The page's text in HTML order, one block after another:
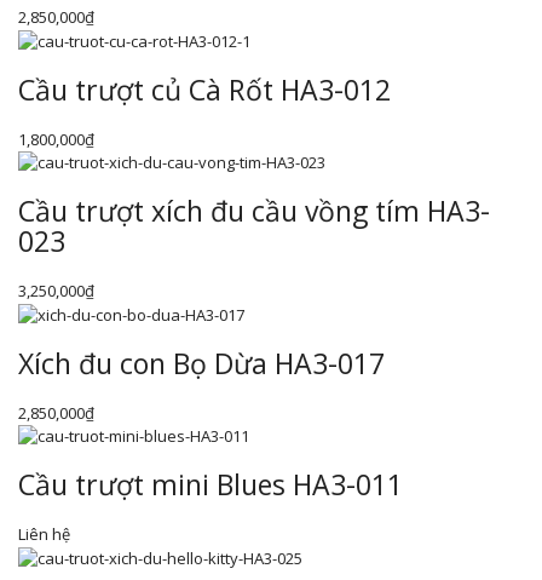
2,850,000₫
Cầu trượt củ Cà Rốt HA3-012
1,800,000₫
Cầu trượt xích đu cầu vồng tím HA3-
023
3,250,000₫
Xích đu con Bọ Dừa HA3-017
2,850,000₫
Cầu trượt mini Blues HA3-011
Liên hệ